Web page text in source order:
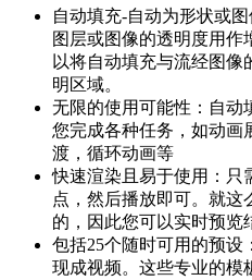
自动填充-自动为形状或
图层或图像的透明度用作
以将自动填充与流经图像
明区域。
无限的使用可能性：自动
您完成各种任务，如动画
渡，循环动画等
快速渲染且易于使用：只
点，然后播放即可。就这
的，因此您可以实时预览
包括25个随时可用的预设
现成视频。这些专业的模